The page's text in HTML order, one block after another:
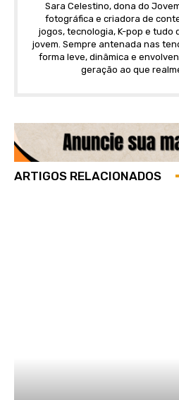
Sara Celestino, dona do
fotográfica e criadora de
jogos, tecnologia, K-pop e tudo
jovem. Sempre antenada nas
forma leve, dinâmica e
geração ao que
ARTIGOS RELACIONADOS